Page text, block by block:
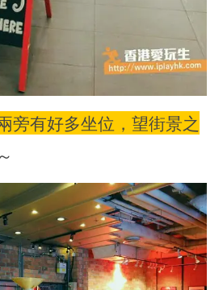
旁有好多坐位，望街景之
～